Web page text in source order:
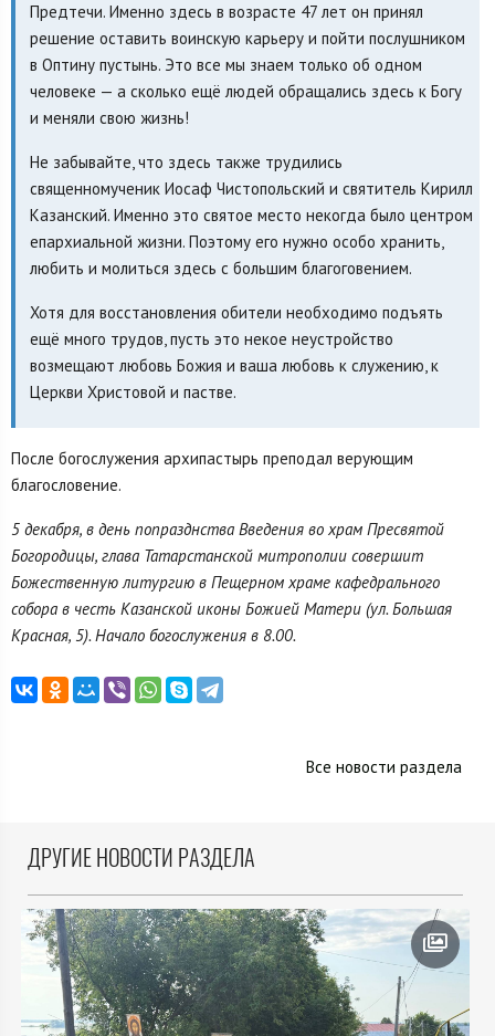
Предтечи. Именно здесь в возрасте 47 лет он принял
решение оставить воинскую карьеру и пойти послушником
в Оптину пустынь. Это все мы знаем только об одном
человеке — а сколько ещё людей обращались здесь к Богу
и меняли свою жизнь!
Не забывайте, что здесь также трудились
священномученик Иосаф Чистопольский и святитель Кирилл
Казанский. Именно это святое место некогда было центром
епархиальной жизни. Поэтому его нужно особо хранить,
любить и молиться здесь с большим благоговением.
Хотя для восстановления обители необходимо подъять
ещё много трудов, пусть это некое неустройство
возмещают любовь Божия и ваша любовь к служению, к
Церкви Христовой и пастве.
После богослужения архипастырь преподал верующим
благословение.
5 декабря, в день попразднства Введения во храм Пресвятой
Богородицы, глава Татарстанской митрополии совершит
Божественную литургию в Пещерном храме кафедрального
собора в честь Казанской иконы Божией Матери (ул. Большая
Красная, 5). Начало богослужения в 8.00.
Все новости раздела
ДРУГИЕ НОВОСТИ РАЗДЕЛА